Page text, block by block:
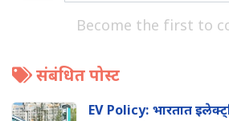
Become the first to
संबंधित पोस्ट
EV Policy: भारतात